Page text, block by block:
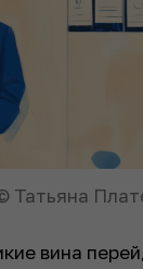
Татьяна
вина